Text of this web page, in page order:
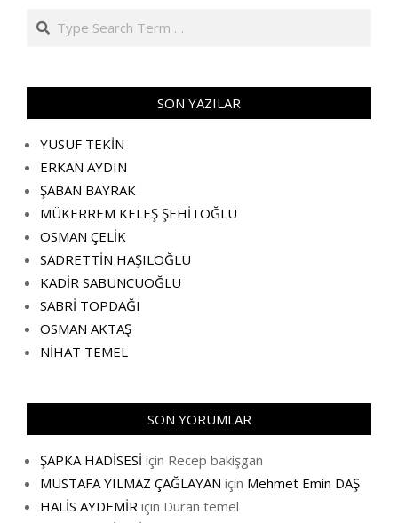
Search
SON YAZILAR
YUSUF TEKİN
ERKAN AYDIN
ŞABAN BAYRAK
MÜKERREM KELEŞ ŞEHİTOĞLU
OSMAN ÇELİK
SADRETTİN HAŞILOĞLU
KADİR SABUNCUOĞLU
SABRİ TOPDAĞI
OSMAN AKTAŞ
NİHAT TEMEL
SON YORUMLAR
ŞAPKA HADİSESİ için Recep bakişgan
MUSTAFA YILMAZ ÇAĞLAYAN için Mehmet Emin DAŞ
HALİS AYDEMİR için Duran temel